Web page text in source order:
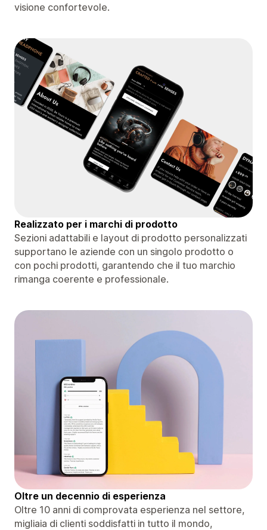
visione confortevole.
Realizzato per i marchi di prodotto
Sezioni adattabili e layout di prodotto personalizzati
supportano le aziende con un singolo prodotto o
con pochi prodotti, garantendo che il tuo marchio
rimanga coerente e professionale.
Oltre un decennio di esperienza
Oltre 10 anni di comprovata esperienza nel settore,
migliaia di clienti soddisfatti in tutto il mondo,